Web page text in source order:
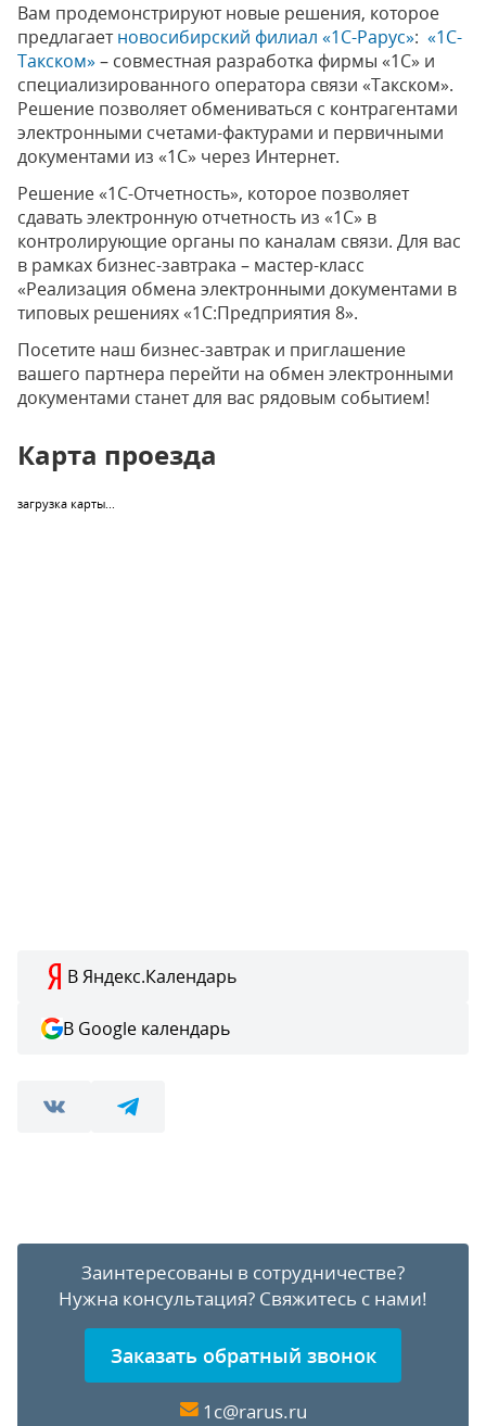
Вам продемонстрируют новые решения, которое
предлагаетновосибирский филиал «1С-Рарус»: «1С-
Такском» – совместная разработка фирмы «1С» и
специализированного оператора связи «Такском».
Решение позволяет обмениваться с контрагентами
электронными счетами-фактурами и первичными
документами из «1С» через Интернет.
Решение «1С-Отчетность», которое позволяет
сдавать электронную отчетность из «1С» в
контролирующие органы по каналам связи. Для вас
в рамках бизнес-завтрака – мастер-класс
«Реализация обмена электронными документами в
типовых решениях «1С:Предприятия 8».
Посетите наш бизнес-завтрак и приглашение
вашего партнера перейти на обмен электронными
документами станет для вас рядовым событием!
Карта проезда
загрузка карты...
В Яндекс.Календарь
В Google календарь
Заинтересованы в сотрудничестве?
Нужна консультация? Свяжитесь с нами!
Заказать обратный звонок
1c@rarus.ru